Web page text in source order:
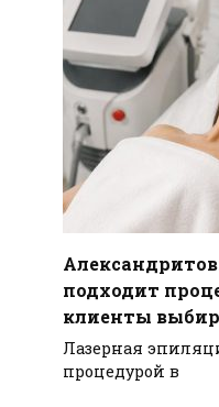
подходит
клиенты
Лазерная
процедурой в